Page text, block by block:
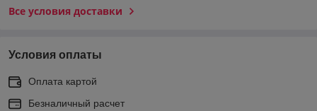
Все условия доставки
Условия оплаты
Оплата картой
Безналичный расчет